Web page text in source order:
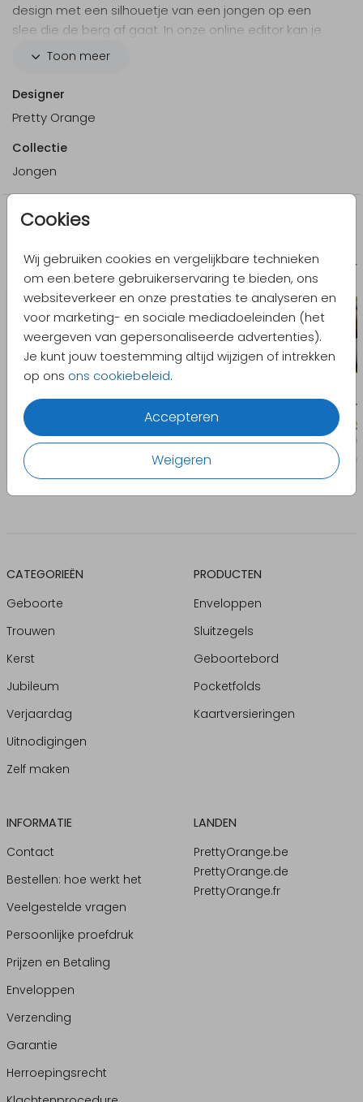
Cookies
Wij gebruiken cookies en vergelijkbare technieken
om een betere gebruikerservaring te bieden, ons
websiteverkeer en onze prestaties te analyseren en
voor marketing- en sociale mediadoeleinden (het
weergeven van gepersonaliseerde advertenties).
Je kunt jouw toestemming altijd wijzigen of intrekken
op ons ons cookiebeleid.
Accepteren
Weigeren
design met een silhouetje van een jongen op een
slee die de berg af gaat. In onze online editor kan je
het kaartje volledig personaliseren.
Toon meer
Designer
Pretty Orange
Collectie
Jongen
Meer in dezelfde stijl
Geboortekaartje
CATEGORIEËN
Geboorte
Trouwen
Kerst
Jubileum
Verjaardag
Uitnodigingen
Zelf maken
PRODUCTEN
Enveloppen
Sluitzegels
Geboortebord
Pocketfolds
Kaartversieringen
INFORMATIE
Contact
Bestellen: hoe werkt het
Veelgestelde vragen
Persoonlijke proefdruk
Prijzen en Betaling
Enveloppen
Verzending
Garantie
Herroepingsrecht
LANDEN
PrettyOrange.be
PrettyOrange.de
PrettyOrange.fr